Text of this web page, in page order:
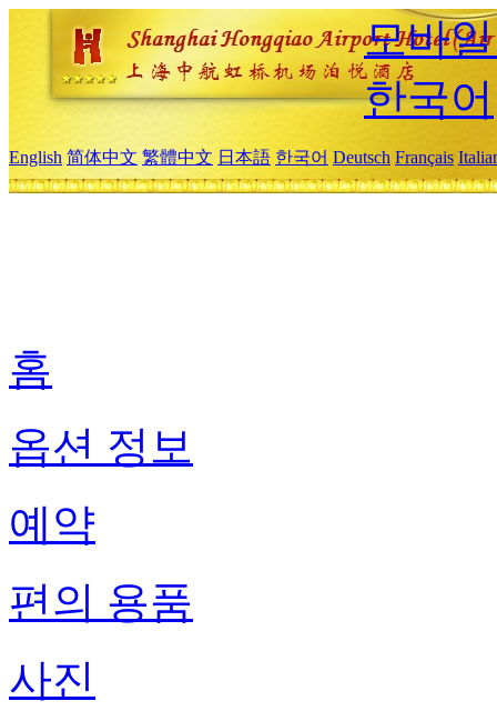
모바
한국어
English 简体中文 繁體中文 日本語 한국어 Deutsch Français
홈
옵션 정보
예약
편의 용품
사진